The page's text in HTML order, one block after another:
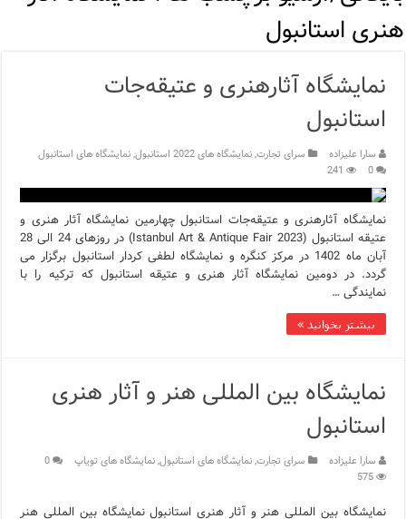
مرکز خرید پولات استانبول | تجربه‌ای متفاوت از خرید و سبک
ویژگی‌های رفتاری و اجتماعی در زبان ترکی استانبولی
ویژگی‌های منفی شخصیت در زبان ترکی استانبولی
ویژگی‌های مثبت شخصیت در زبان ترکی استانبولی
موزه افسانه‌های کارتال استانبول؛ سفری به دنیای قصه‌ها در
موزه ساعت کاخ توپکاپی استانبول
اجاره خانه در استانبول چگونه است؟ راهنمای کامل در سال 2026
هنری استانبول
نمایشگاه آثارهنری و عتیقه‌جات
استانبول
سارا علیزاده سرای تجارت,نمایشگاه های 2022 استانبول ,نمایشگاه های استانبول
0
241
نمایشگاه آثارهنری و عتیقه‌جات استانبول چهارمین نمایشگاه آثار هنری و
عتیقه استانبول (2023 Istanbul Art & Antique Fair) در روزهای 24 الی 28
آبان ماه 1402 در مرکز کنگره و نمایشگاه لطفی کردار استانبول برگزار می
گردد. در دومین نمایشگاه آثار هنری و عتیقه استانبول که ترکیه را با
نمایندگی …
بیشتر بخوانید »
نمایشگاه بین المللی هنر و آثار هنری
استانبول
سارا علیزاده سرای تجارت,نمایشگاه های استانبول,نمایشگاه های تویاپ
0
575
نمایشگاه بین المللی هنر و آثار هنری استانبول نمایشگاه بین المللی هنر